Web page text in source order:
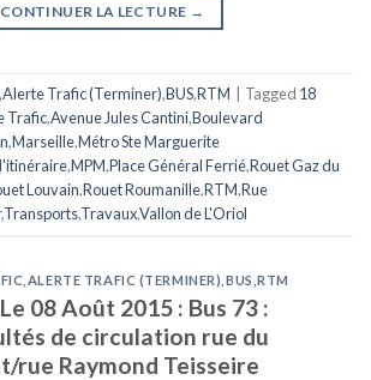
CONTINUER LA LECTURE →
,Alerte Trafic (Terminer),BUS,RTM Tagged 18
Trafic,Avenue Jules Cantini,Boulevard
,Marseille,Métro Ste Marguerite
,MPM,Place Général Ferrié,Rouet Gaz du
Louvain,Rouet Roumanille,RTM,Rue
,Transports,Travaux,Vallon de L'Oriol
ALERTE TRAFIC (TERMINER) BUS ,RTM
08 Août 2015 : Bus 73 :
de circulation rue du
rue Raymond Teisseire